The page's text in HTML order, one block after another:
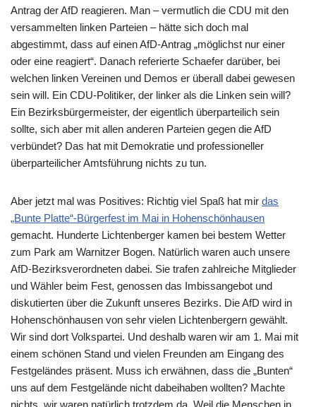
Antrag der AfD reagieren. Man – vermutlich die CDU mit den
versammelten linken Parteien – hätte sich doch mal
abgestimmt, dass auf einen AfD-Antrag „möglichst nur einer
oder eine reagiert“. Danach referierte Schaefer darüber, bei
welchen linken Vereinen und Demos er überall dabei gewesen
sein will. Ein CDU-Politiker, der linker als die Linken sein will?
Ein Bezirksbürgermeister, der eigentlich überparteilich sein
sollte, sich aber mit allen anderen Parteien gegen die AfD
verbündet? Das hat mit Demokratie und professioneller
überparteilicher Amtsführung nichts zu tun.
Aber jetzt mal was Positives: Richtig viel Spaß hat mir das
„Bunte Platte“-Bürgerfest im Mai in Hohenschönhausen
gemacht. Hunderte Lichtenberger kamen bei bestem Wetter
zum Park am Warnitzer Bogen. Natürlich waren auch unsere
AfD-Bezirksverordneten dabei. Sie trafen zahlreiche Mitglieder
und Wähler beim Fest, genossen das Imbissangebot und
diskutierten über die Zukunft unseres Bezirks. Die AfD wird in
Hohenschönhausen von sehr vielen Lichtenbergern gewählt.
Wir sind dort Volkspartei. Und deshalb waren wir am 1. Mai mit
einem schönen Stand und vielen Freunden am Eingang des
Festgeländes präsent. Muss ich erwähnen, dass die „Bunten“
uns auf dem Festgelände nicht dabeihaben wollten? Machte
nichts, wir waren natürlich trotzdem da. Weil die Menschen in